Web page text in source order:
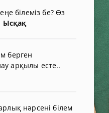
білеміз бе? Өз
Ысқақ
берген
арқылы есте..
нәрсені білем